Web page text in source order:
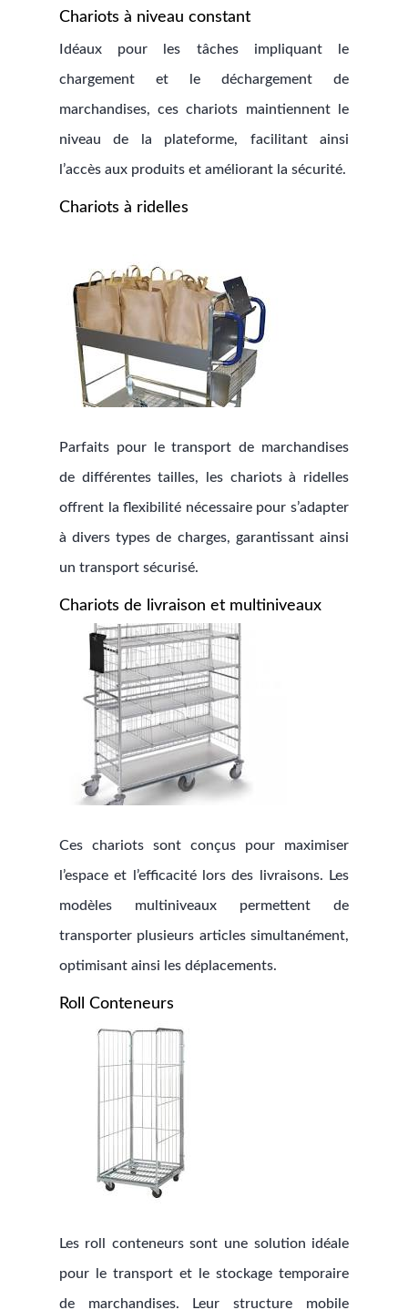
Chariots à niveau constant
Idéaux pour les tâches impliquant le
chargement et le déchargement de
marchandises, ces chariots maintiennent le
niveau de la plateforme, facilitant ainsi
l’accès aux produits et améliorant la sécurité.
Chariots à ridelles
Parfaits pour le transport de marchandises
de différentes tailles, les chariots à ridelles
offrent la flexibilité nécessaire pour s’adapter
à divers types de charges, garantissant ainsi
un transport sécurisé.
Chariots de livraison et multiniveaux
Ces chariots sont conçus pour maximiser
l’espace et l’efficacité lors des livraisons. Les
modèles multiniveaux permettent de
transporter plusieurs articles simultanément,
optimisant ainsi les déplacements.
Roll Conteneurs
Les roll conteneurs sont une solution idéale
pour le transport et le stockage temporaire
de marchandises. Leur structure mobile